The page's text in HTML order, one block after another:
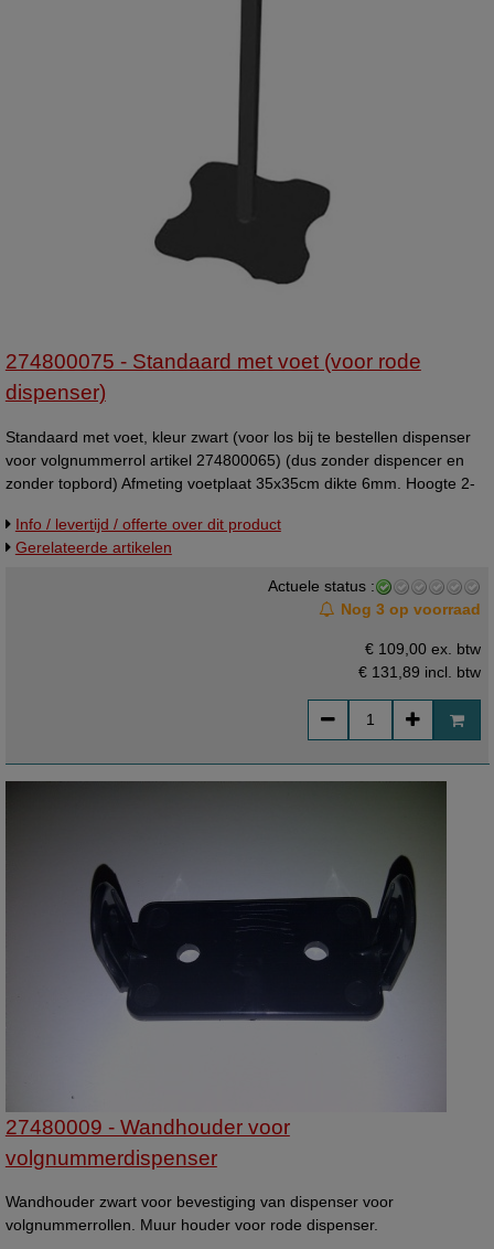
274800075 - Standaard met voet (voor rode
dispenser)
Standaard met voet, kleur zwart (voor los bij te bestellen dispenser
voor volgnummerrol artikel 274800065) (dus zonder dispencer en
zonder topbord) Afmeting voetplaat 35x35cm dikte 6mm. Hoogte 2-
Info / levertijd / offerte over dit product
Gerelateerde artikelen
Actuele status :
Nog 3 op voorraad
€ 109,00 ex. btw
€ 131,89 incl. btw
27480009 - Wandhouder voor
volgnummerdispenser
Wandhouder zwart voor bevestiging van dispenser voor
volgnummerrollen. Muur houder voor rode dispenser.